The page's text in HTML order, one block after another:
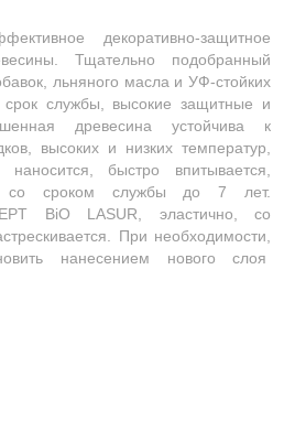
декоративно-защитное
Тщательно подобранный
льняного масла и УФ-стойких
срок службы, высокие защитные и
древесина устойчива к
высоких и низких температур,
быстро впитывается,
со сроком службы до 7 лет.
BiO LASUR, эластично, со
При необходимости,
нанесением нового слоя